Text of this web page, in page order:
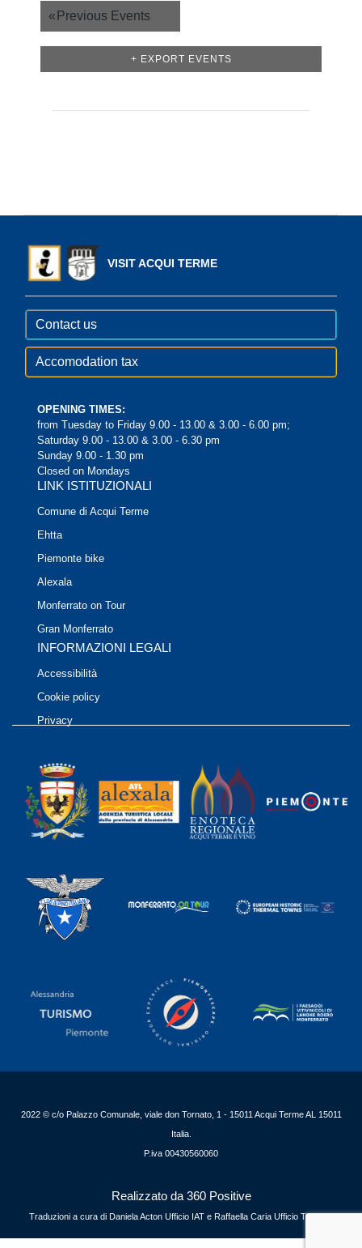
Events
List
Navigation
« Previous Events
+ EXPORT EVENTS
VISIT ACQUI TERME
Contact us
Accomodation tax
OPENING TIMES:
from Tuesday to Friday 9.00 - 13.00 & 3.00 - 6.00 pm;
Saturday 9.00 - 13.00 & 3.00 - 6.30 pm
Sunday 9.00 - 1.30 pm
Closed on Mondays
LINK ISTITUZIONALI
Comune di Acqui Terme
Ehtta
Piemonte bike
Alexala
Monferrato on Tour
Gran Monferrato
INFORMAZIONI LEGALI
Accessibilità
Cookie policy
Privacy
2022 © c/o Palazzo Comunale, viale don Tornato, 1 - 15011 Acqui Terme AL 15011
Italia.
P.iva 00430560060
Realizzato da 360 Positive
Traduzioni a cura di Daniela Acton Ufficio IAT e Raffaella Caria Ufficio Turismo